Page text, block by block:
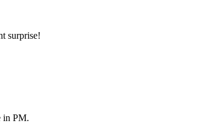
surprise!
in PM.